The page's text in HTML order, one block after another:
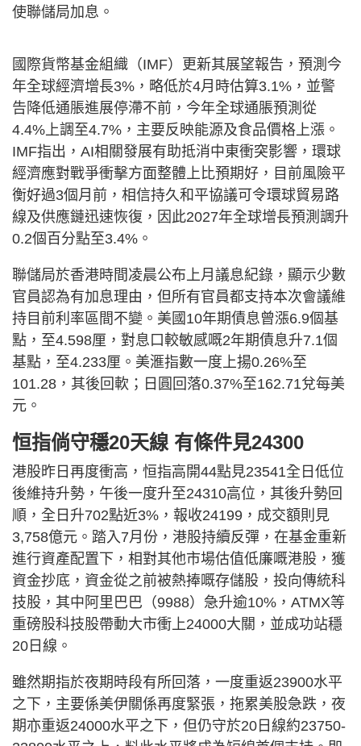
使聯儲局加息。
國際貨幣基金組織（IMF）更新其展望報告，預測今
年全球經濟增長3%，略低於4月時估算3.1%，並警
告降低通脹進展停滯不前，今年全球通脹預測從
4.4%上調至4.7%，主要反映能源及食品價格上漲。
IMF指出，AI相關發展有助抵消中東衝突影響，環球
經濟應對戰爭衝擊方面整體上比預期好，目前風險平
衡好過3個月前，相信持久和平協議可令環球貿易路
線及供應鏈迅速恢復，因此2027年全球增長預測調升
0.2個百分點至3.4%。
聯儲局於香港時間凌晨公布上月議息紀錄，顯示少數
官員認為有加息理由，但所有官員都支持本次會議維
持目前利率區間不變。美國10年期債息曾漲6.9個基
點，至4.598厘，對息口較敏感嘅2年期債息升7.1個
基點，至4.233厘。美滙指數一度上揚0.26%至
101.28，其後回軟；日圓回落0.37%至162.71兌每美
元。
恒指倘守穩20天線 有條件見24300
港股昨日再度衝高，恒指高開44點見23541全日低位
後維持升勢，午後一度升至24310高位，其後升勢回
順，全日升702點近3%，報收24199，成交額則見
3,758億元。踏入7月份，港股持續反彈，在基金重新
進行資產配置下，相對其他市場估值低廉嘅港股，獲
資金抄底，資金從之前被熱捧嘅存儲股，投向傳統科
技股，其中阿里巴巴（9988）急升逾10%，ATMX等
重磅股科技股帶動大市衝上24000大關，並成功站穩
20日線。
雖然期指於夜期時段有所回落，一度重返23900水平
之下，主要係美伊關係再度緊張，拖累美股急跌，夜
期亦重返24000水平之下，但仍守於20日線約23750-